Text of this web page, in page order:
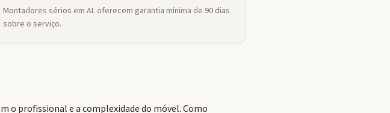
Montadores sérios em AL oferecem garantia mínima de 90 dias
sobre o serviço.
o profissional e a complexidade do móvel. Como